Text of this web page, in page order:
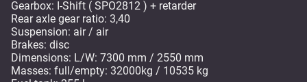
Gearbox: I-Shift ( SPO2812 ) + retarder
Rear axle gear ratio: 3,40
Suspension: air / air
Brakes: disc
Dimensions: L/W: 7300 mm / 2550 mm
Masses: full/empty: 32000kg / 10535 kg